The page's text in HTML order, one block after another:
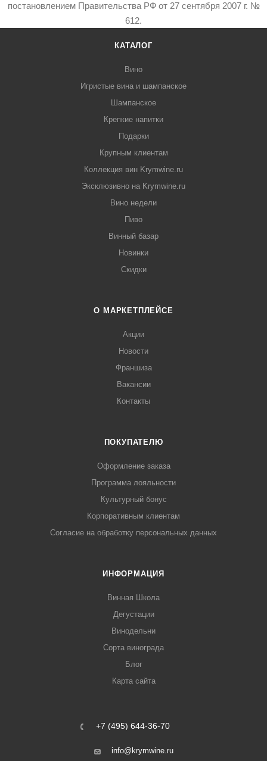
постановлением Правительства РФ от 27 сентября 2007 г. №
612.
КАТАЛОГ
Вино
Игристые вина и шампанское
Шампанское
Крепкие напитки
Подарки
Крупным клиентам
Коллекция вин Krymwine.ru
Эксклюзивно на Krymwine.ru
Вино недели
Пиво
Винный базар
Новинки
Скидки
О МАРКЕТПЛЕЙСЕ
Акции
Новости
Франшиза
Вакансии
Контакты
ПОКУПАТЕЛЮ
Оформление заказа
Программа лояльности
Культурный бонус
Корпоративным клиентам
Согласие на обработку персональных данных
ИНФОРМАЦИЯ
Винная Школа
Дегустации
Винодельни
Сорта винограда
Блог
Карта сайта
+7 (495) 644-36-70
info@krymwine.ru